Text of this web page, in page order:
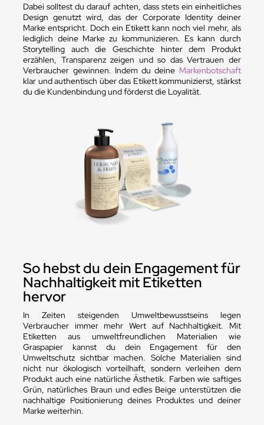
Dabei solltest du darauf achten, dass stets ein einheitliches
Design genutzt wird, das der Corporate Identity deiner
Marke entspricht. Doch ein Etikett kann noch viel mehr, als
lediglich deine Marke zu kommunizieren. Es kann durch
Storytelling auch die Geschichte hinter dem Produkt
erzählen, Transparenz zeigen und so das Vertrauen der
Verbraucher gewinnen. Indem du deine Markenbotschaft
klar und authentisch über das Etikett kommunizierst, stärkst
du die Kundenbindung und förderst die Loyalität.
So hebst du dein Engagement für
Nachhaltigkeit mit Etiketten
hervor
In Zeiten steigenden Umweltbewusstseins legen
Verbraucher immer mehr Wert auf Nachhaltigkeit. Mit
Etiketten aus umweltfreundlichen Materialien wie
Graspapier kannst du dein Engagement für den
Umweltschutz sichtbar machen. Solche Materialien sind
nicht nur ökologisch vorteilhaft, sondern verleihen dem
Produkt auch eine natürliche Ästhetik. Farben wie saftiges
Grün, natürliches Braun und edles Beige unterstützen die
nachhaltige Positionierung deines Produktes und deiner
Marke weiterhin.